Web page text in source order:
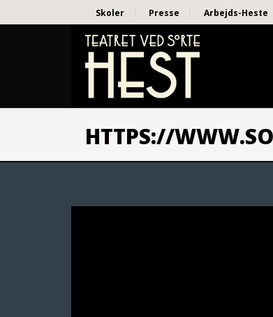
Skoler Presse Arbejds-Heste
HTTPS://